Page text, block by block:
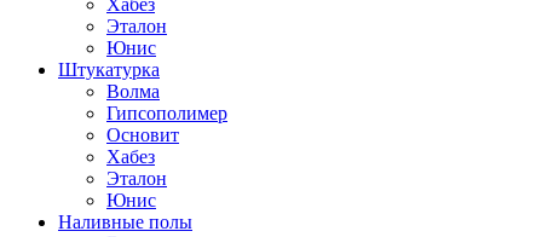
Эталон
Юнис
Штукатурка
Волма
Гипсополимер
Основит
Хабез
Эталон
Юнис
Наливные полы